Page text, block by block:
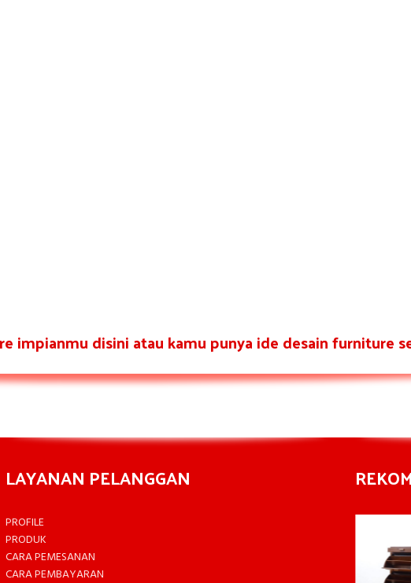
impianmu disini atau kamu punya ide desain furniture
LAYANAN PELANGGAN
PROFILE
PRODUK
CARA PEMESANAN
CARA PEMBAYARAN